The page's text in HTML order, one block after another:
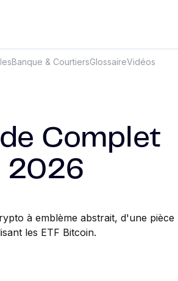
Complet
2026
Banque & CourtiersGlossaireVidéos